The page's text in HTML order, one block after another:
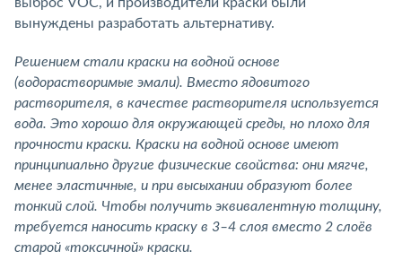
выброс VOC, и производители краски были
вынуждены разработать альтернативу.
Решением стали краски на водной основе
(водорастворимые эмали). Вместо ядовитого
растворителя, в качестве растворителя используется
вода. Это хорошо для окружающей среды, но плохо для
прочности краски. Краски на водной основе имеют
принципиально другие физические свойства: они мягче,
менее эластичные, и при высыхании образуют более
тонкий слой. Чтобы получить эквивалентную толщину,
требуется наносить краску в 3–4 слоя вместо 2 слоёв
старой «токсичной» краски.